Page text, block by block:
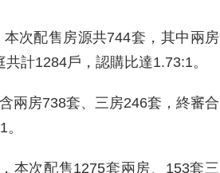
次配售房源共744套，其中兩房
計1284戶，認購比達1.73:1。
兩房738套、三房246套，終審合
本次配售1275套兩房、153套三